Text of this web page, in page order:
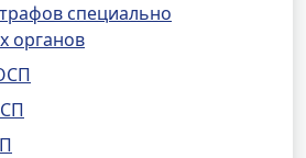
специально
органов